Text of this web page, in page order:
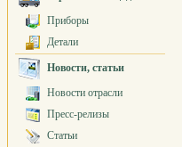
Приборы
Детали
Новости, статьи
Новости отрасли
Пресс-релизы
Статьи